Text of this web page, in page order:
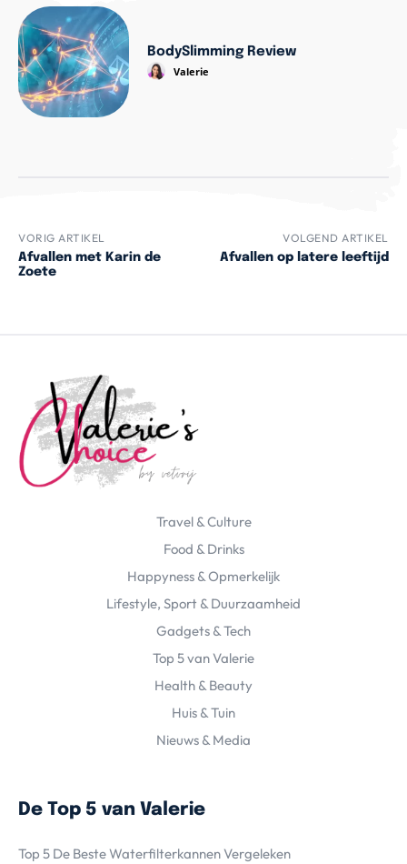
BodySlimming Review
Valerie
VORIG ARTIKEL
Afvallen met Karin de
Zoete
VOLGEND ARTIKEL
Afvallen op latere leeftijd
Travel & Culture
Food & Drinks
Happyness & Opmerkelijk
Lifestyle, Sport & Duurzaamheid
Gadgets & Tech
Top 5 van Valerie
Health & Beauty
Huis & Tuin
Nieuws & Media
De Top 5 van Valerie
Top 5 De Beste Waterfilterkannen Vergeleken